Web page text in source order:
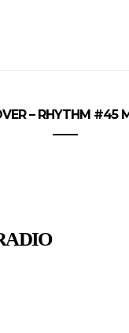
– RHYTHM